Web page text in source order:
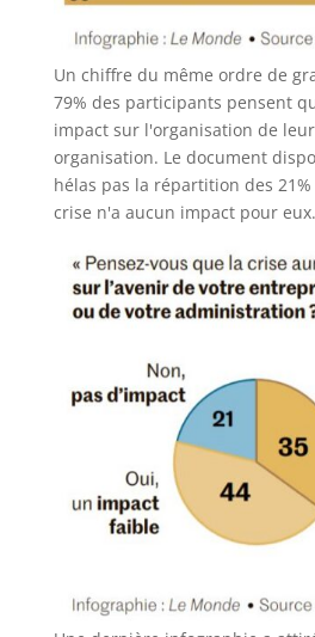
Un chiffre du même ordre de
79% des participants pensent
impact sur l'organisation de
organisation. Le document
hélas pas la répartition des
crise n'a aucun impact pour eux.